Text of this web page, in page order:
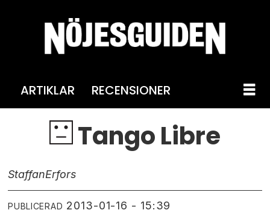
ARTIKLAR RECENSIONER
Tango Libre
StaffanErfors
PUBLICERAD 2013-01-16 - 15:39